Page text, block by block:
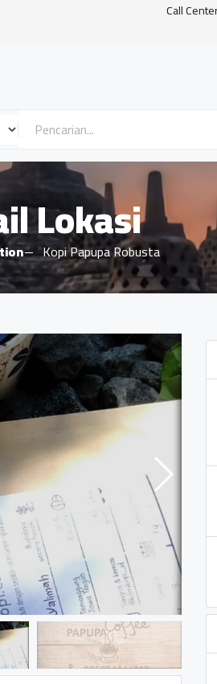
Call
Lokasi
Kopi Papupa Robusta